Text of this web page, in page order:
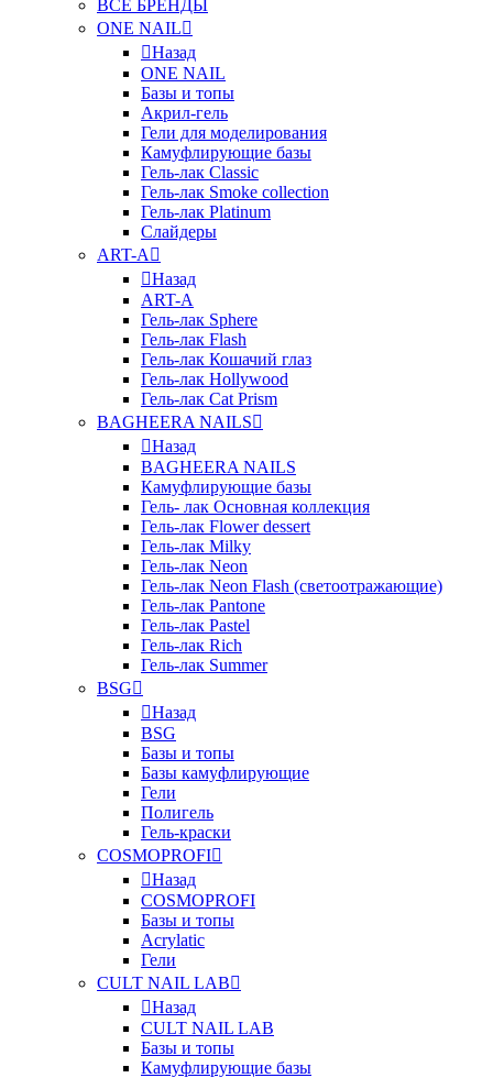
ВСЕ БРЕНДЫ
ONE NAIL
Назад
ONE NAIL
Базы и топы
Акрил-гель
Гели для моделирования
Камуфлирующие базы
Гель-лак Classic
Гель-лак Smoke collection
Гель-лак Platinum
Слайдеры
ART-A
Назад
ART-A
Гель-лак Sphere
Гель-лак Flash
Гель-лак Кошачий глаз
Гель-лак Hollywood
Гель-лак Cat Prism
BAGHEERA NAILS
Назад
BAGHEERA NAILS
Камуфлирующие базы
Гель- лак Основная коллекция
Гель-лак Flower dessert
Гель-лак Milky
Гель-лак Neon
Гель-лак Neon Flash (светоотражающие)
Гель-лак Pantone
Гель-лак Pastel
Гель-лак Rich
Гель-лак Summer
BSG
Назад
BSG
Базы и топы
Базы камуфлирующие
Гели
Полигель
Гель-краски
COSMOPROFI
Назад
COSMOPROFI
Базы и топы
Acrylatic
Гели
CULT NAIL LAB
Назад
CULT NAIL LAB
Базы и топы
Камуфлирующие базы